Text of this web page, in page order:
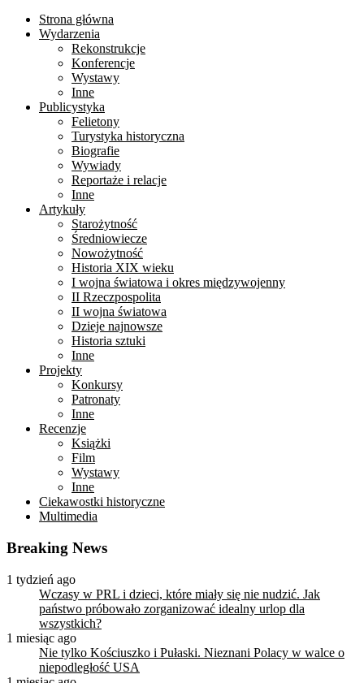
Strona główna
Wydarzenia
Rekonstrukcje
Konferencje
Wystawy
Inne
Publicystyka
Felietony
Turystyka historyczna
Biografie
Wywiady
Reportaże i relacje
Inne
Artykuły
Starożytność
Średniowiecze
Nowożytność
Historia XIX wieku
I wojna światowa i okres międzywojenny
II Rzeczpospolita
II wojna światowa
Dzieje najnowsze
Historia sztuki
Inne
Projekty
Konkursy
Patronaty
Inne
Recenzje
Książki
Film
Wystawy
Inne
Ciekawostki historyczne
Multimedia
Breaking News
1 tydzień ago
Wczasy w PRL i dzieci, które miały się nie nudzić. Jak
państwo próbowało zorganizować idealny urlop dla
wszystkich?
1 miesiąc ago
Nie tylko Kościuszko i Pułaski. Nieznani Polacy w walce o
niepodległość USA